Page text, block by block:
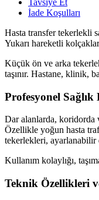
İade Koşulları
Hasta transfer tekerlekli
Yukarı hareketli
Küçük ön ve arka
taşınır. Hastane, klinik,
Profesyonel
Dar alanlarda, koridorda
Özellikle yoğun hasta
tekerlekleri, ayarlanabilir
Kullanım kolaylığı,
Teknik Özellikleri